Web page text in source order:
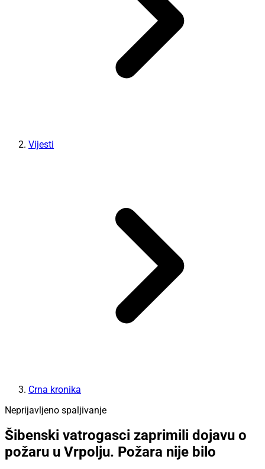
Vijesti
Crna kronika
Neprijavljeno spaljivanje
Šibenski vatrogasci zaprimili dojavu o
požaru u Vrpolju. Požara nije bilo